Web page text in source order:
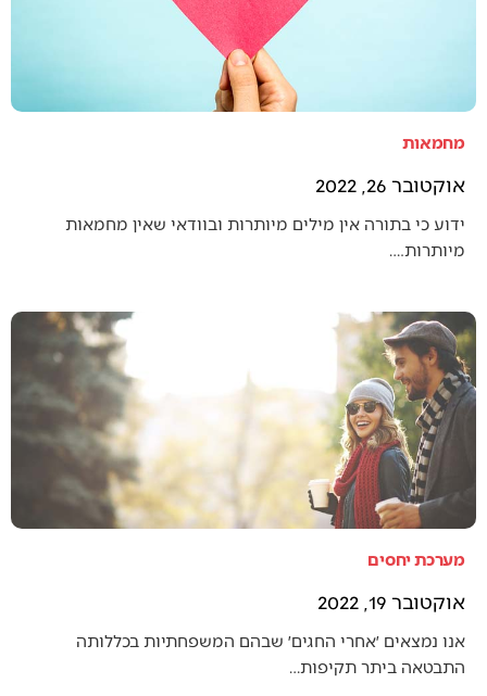
מחמאות
אוקטובר 26, 2022
ידוע כי בתורה אין מילים מיותרות ובוודאי שאין מחמאות
מיותרות.…
מערכת יחסים
אוקטובר 19, 2022
אנו נמצאים ׳אחרי החגים׳ שבהם המשפחתיות בכללותה
התבטאה ביתר תקיפות…